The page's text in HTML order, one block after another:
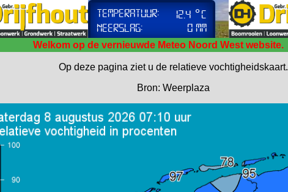
Welkom op de vernieuwde Meteo Noord West website.
Op deze pagina ziet u de relatieve vochtigheidskaart.
Bron: Weerplaza